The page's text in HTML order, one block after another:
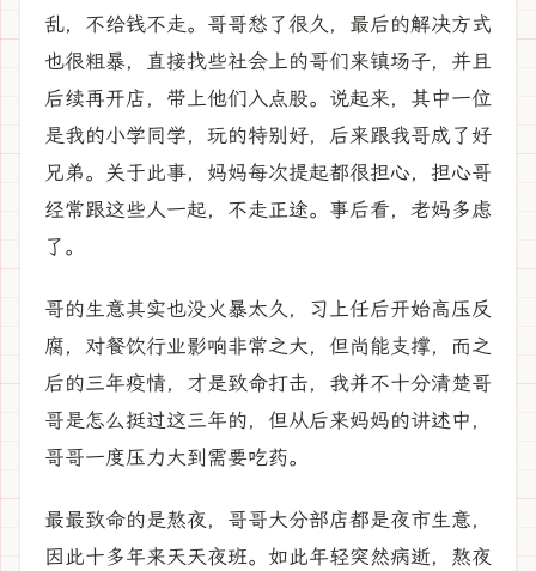
乱，不给钱不走。哥哥愁了很久，最后的解决方式
也很粗暴，直接找些社会上的哥们来镇场子，并且
后续再开店，带上他们入点股。说起来，其中一位
是我的小学同学，玩的特别好，后来跟我哥成了好
兄弟。关于此事，妈妈每次提起都很担心，担心哥
经常跟这些人一起，不走正途。事后看，老妈多虑
了。
哥的生意其实也没火暴太久，习上任后开始高压反
腐，对餐饮行业影响非常之大，但尚能支撑，而之
后的三年疫情，才是致命打击，我并不十分清楚哥
哥是怎么挺过这三年的，但从后来妈妈的讲述中，
哥哥一度压力大到需要吃药。
最最致命的是熬夜，哥哥大分部店都是夜市生意，
因此十多年来天天夜班。如此年轻突然病逝，熬夜